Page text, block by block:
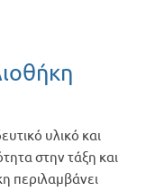
υλικό και
στην τάξη και
περιλαμβάνει